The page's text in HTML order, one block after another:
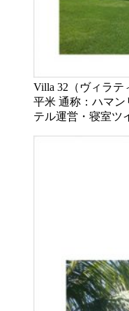
Villa 32（ヴィラテ
平米 通称：ハマ
テル運営・寝室ツ